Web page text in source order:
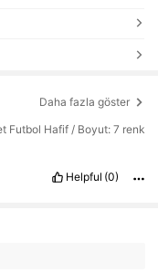
Daha fazla göster
Futbol Hafif / Boyut: 7 renk
Helpful (0)